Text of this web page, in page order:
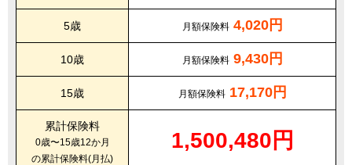
5歳 月額保険料 4,020円
10歳 月額保険料 9,430円
15歳 月額保険料 17,170円
累計保険料
0歳〜15歳12か月
の累計保険料(月払)
1,500,480円